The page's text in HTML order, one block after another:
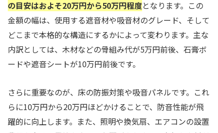
の目安はおよそ20万円から50万円程度となります。この
金額の幅は、使用する遮音材や吸音材のグレード、そして
どこまで本格的な構造にするかによって変わります。主な
内訳としては、木材などの骨組み代が5万円前後、石膏ボ
ードや遮音シートが10万円前後です。
さらに重要なのが、床の防振対策や吸音パネルです。これ
らに10万円から20万円ほどかけることで、防音性能が飛
躍的に向上します。また、照明や換気扇、エアコンの設置